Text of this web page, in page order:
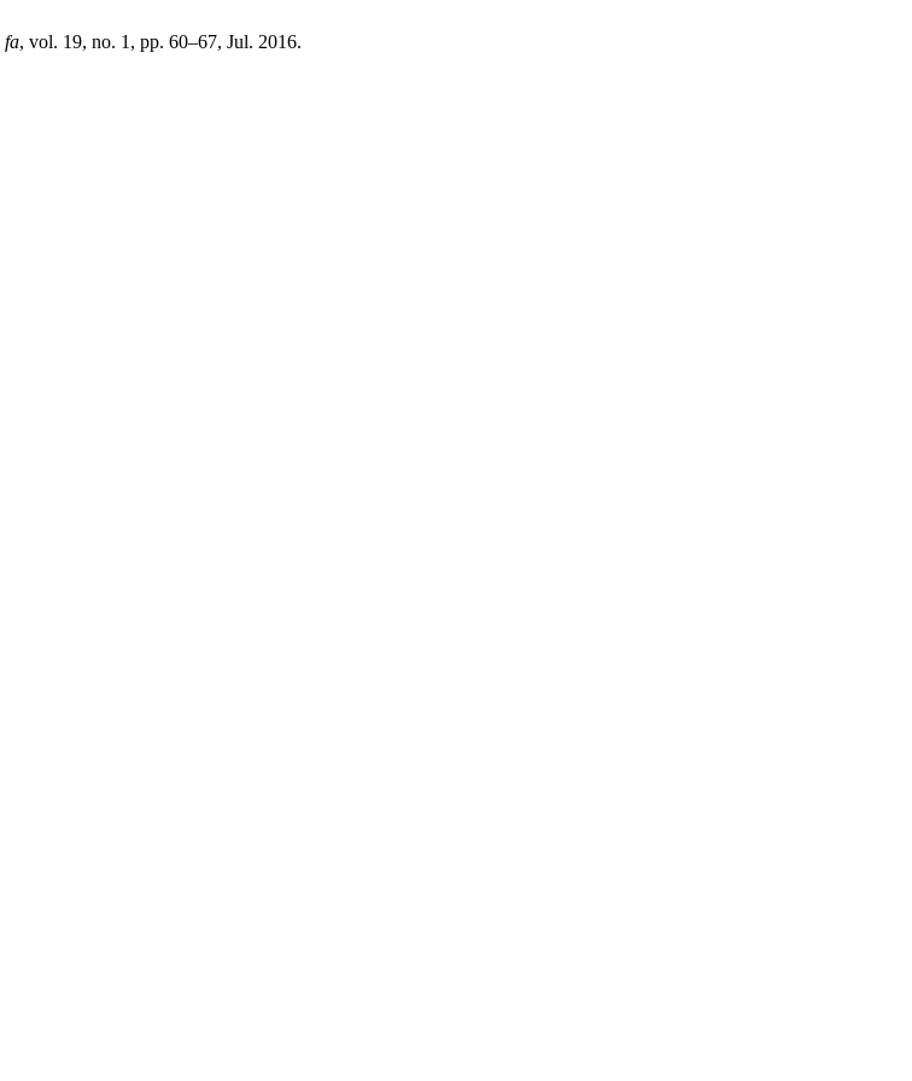
fa, vol. 19, no. 1, pp. 60–67, Jul. 2016.